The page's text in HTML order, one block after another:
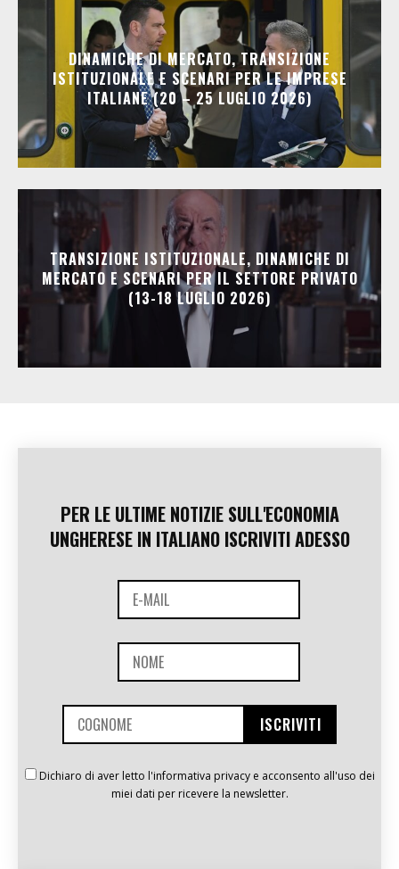
DINAMICHE DI MERCATO, TRANSIZIONE
ISTITUZIONALE E SCENARI PER LE IMPRESE
ITALIANE (20 – 25 LUGLIO 2026)
TRANSIZIONE ISTITUZIONALE, DINAMICHE DI
MERCATO E SCENARI PER IL SETTORE PRIVATO
(13-18 LUGLIO 2026)
PER LE ULTIME NOTIZIE SULL'ECONOMIA
UNGHERESE IN ITALIANO ISCRIVITI ADESSO
Dichiaro di aver letto l'informativa privacy e acconsento all'uso dei
miei dati per ricevere la newsletter.